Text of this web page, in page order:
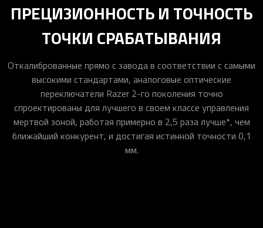
ПРЕЦИЗИОННОСТЬ И ТОЧНОСТЬ
ТОЧКИ СРАБАТЫВАНИЯ
Откалиброванные прямо с завода в соответствии с самыми
высокими стандартами, аналоговые оптические
переключатели Razer 2-го поколения точно
спроектированы для лучшего в своем классе управления
мертвой зоной, работая примерно в 2,5 раза лучше*, чем
ближайший конкурент, и достигая истинной точности 0,1
мм.